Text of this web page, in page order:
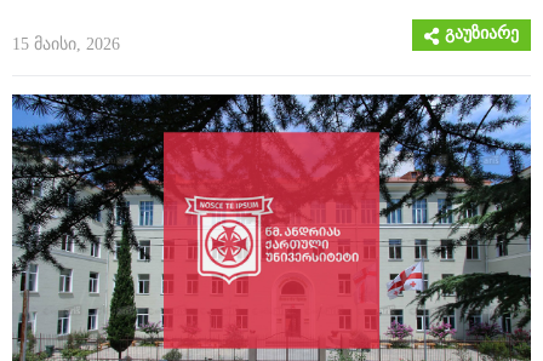
15 მაისი, 2026
გაუზიარე